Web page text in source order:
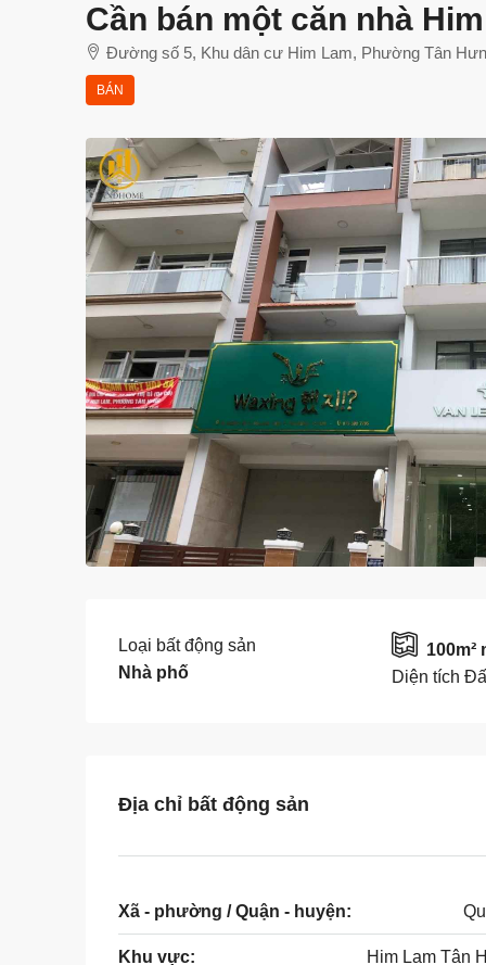
Cần bán một căn nhà
Đường số 5, Khu dân cư Him Lam, Phường Tân
BÁN
Loại bất động sản
Nhà phố
100m²
Diện tích
Địa chỉ bất động sản
Xã - phường / Quận - huyện:
Khu vực: Him Lam Tân